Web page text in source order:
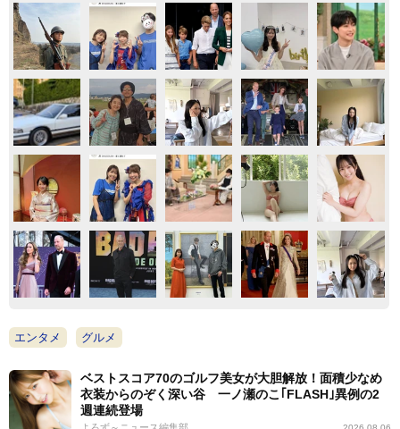
エンタメ グルメ
ベストスコア70のゴルフ美女が大胆解放！面積少なめ
衣装からのぞく深い谷 一ノ瀬のこ｢FLASH｣異例の2
週連続登場